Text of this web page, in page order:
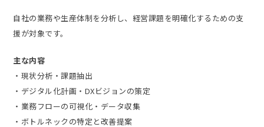
自社の業務や生産体制を分析し、経営課題を明確化するための支
援が対象です。
主な内容
・現状分析・課題抽出
・デジタル化計画・DXビジョンの策定
・業務フローの可視化・データ収集
・ボトルネックの特定と改善提案